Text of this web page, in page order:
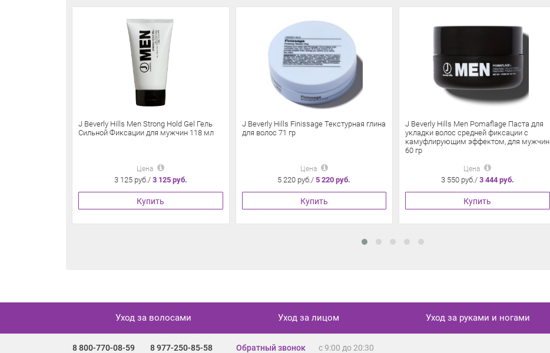
J Beverly Hills Men Strong Hold Gel Гель
Сильной Фиксации для мужчин 118 мл
Цена
3 125 руб./ 3 125 руб.
Купить
J Beverly Hills Finissage Текстурная глина
для волос 71 гр
Цена
5 220 руб./5 220 руб.
Купить
J Beverly Hills Men Pomaflage Паста для
укладки волос средней фиксации с
камуфлирующим эффектом, для мужчин
60 гр
Цена
3 550 руб./ 3 444 руб.
Купить
Уход за волосами Уход за лицом Уход за руками и ногами
8 800-770-08-59 8 977-250-85-58 Обратный звонок с 9:00 до 20:30